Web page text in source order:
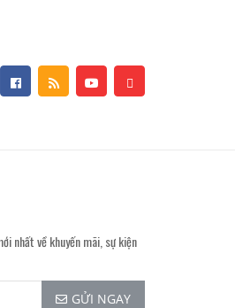
nhất về khuyến mãi, sự kiện
GỬI NGAY